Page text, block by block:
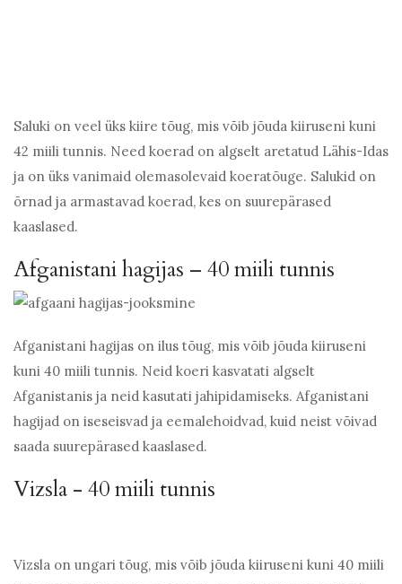
Saluki on veel üks kiire tõug, mis võib jõuda kiiruseni kuni
42 miili tunnis. Need koerad on algselt aretatud Lähis-Idas
ja on üks vanimaid olemasolevaid koeratõuge. Salukid on
õrnad ja armastavad koerad, kes on suurepärased
kaaslased.
Afganistani hagijas – 40 miili tunnis
Afganistani hagijas on ilus tõug, mis võib jõuda kiiruseni
kuni 40 miili tunnis. Neid koeri kasvatati algselt
Afganistanis ja neid kasutati jahipidamiseks. Afganistani
hagijad on iseseisvad ja eemalehoidvad, kuid neist võivad
saada suurepärased kaaslased.
Vizsla - 40 miili tunnis
Vizsla on ungari tõug, mis võib jõuda kiiruseni kuni 40 miili